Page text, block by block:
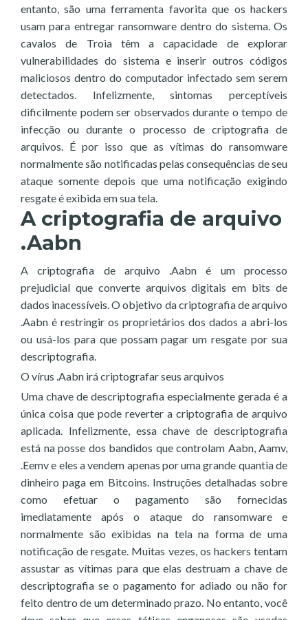
entanto, são uma ferramenta favorita que os hackers
usam para entregar ransomware dentro do sistema. Os
cavalos de Troia têm a capacidade de explorar
vulnerabilidades do sistema e inserir outros códigos
maliciosos dentro do computador infectado sem serem
detectados. Infelizmente, sintomas perceptíveis
dificilmente podem ser observados durante o tempo de
infecção ou durante o processo de criptografia de
arquivos. É por isso que as vítimas do ransomware
normalmente são notificadas pelas consequências de seu
ataque somente depois que uma notificação exigindo
resgate é exibida em sua tela.
A criptografia de arquivo
.Aabn
A criptografia de arquivo .Aabn é um processo
prejudicial que converte arquivos digitais em bits de
dados inacessíveis. O objetivo da criptografia de arquivo
.Aabn é restringir os proprietários dos dados a abri-los
ou usá-los para que possam pagar um resgate por sua
descriptografia.
O vírus .Aabn irá criptografar seus arquivos
Uma chave de descriptografia especialmente gerada é a
única coisa que pode reverter a criptografia de arquivo
aplicada. Infelizmente, essa chave de descriptografia
está na posse dos bandidos que controlam Aabn, Aamv,
.Eemv e eles a vendem apenas por uma grande quantia de
dinheiro paga em Bitcoins. Instruções detalhadas sobre
como efetuar o pagamento são fornecidas
imediatamente após o ataque do ransomware e
normalmente são exibidas na tela na forma de uma
notificação de resgate. Muitas vezes, os hackers tentam
assustar as vítimas para que elas destruam a chave de
descriptografia se o pagamento for adiado ou não for
feito dentro de um determinado prazo. No entanto, você